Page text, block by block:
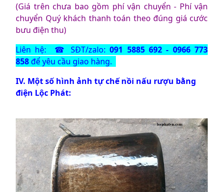
(Giá trên chưa bao gồm phí vận chuyển - Phí vận
chuyển Quý khách thanh toán theo đúng giá cước
bưu điện thu)
Liên hệ: ☎ SĐT/zalo:091 5885 692 - 0966 773
858để yêu cầu giao hàng.
IV. Một số hình ảnh tự chế nồi nấu rượu bằng
điện Lộc Phát: